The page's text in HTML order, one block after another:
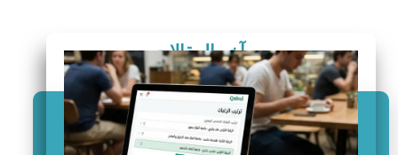
آخر المقالات